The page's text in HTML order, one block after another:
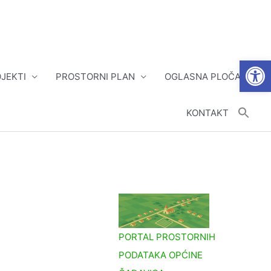
PROSTORNI PLAN OGLASNA PLOČA
KONTAKT
PORTAL PROSTORNIH
PODATAKA OPĆINE